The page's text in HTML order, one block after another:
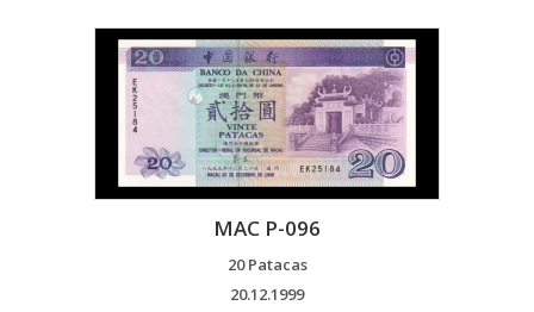
MAC P-096
20 Patacas
20.12.1999